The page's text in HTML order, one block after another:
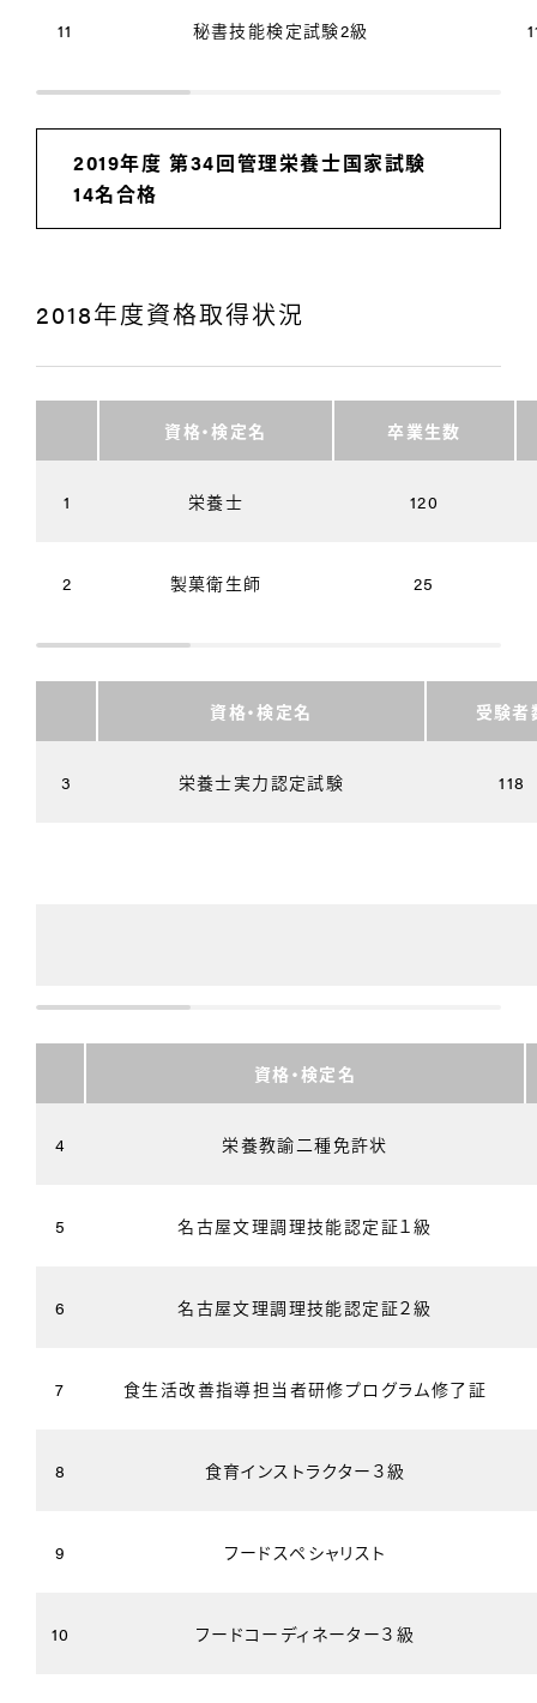
11 秘書技能検定試験2級
2019年度 第34回管理栄養士国家試験
14名合格
2018年度資格取得状況
資格・検定名 卒業生数
1 栄養士 120
2 製菓衛生師 25
資格・検定名 受験者
3 栄養士実力認定試験 118
資格・検定名
4 栄養教諭二種免許状
5 名古屋文理調理技能認定証１級
6 名古屋文理調理技能認定証２級
7 食生活改善指導担当者研修プログラム修了証
8 食育インストラクター３級
9 フードスペシャリスト
10 フードコーディネーター３級